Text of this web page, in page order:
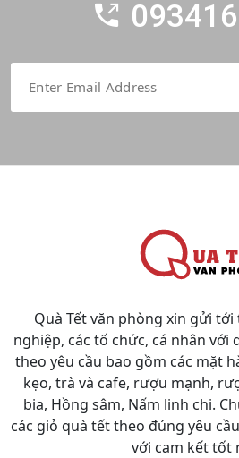
Quà Tết văn phòng xin gửi
nghiệp, các tố chức, cá nhân với
theo yêu cầu bao gồm các mặt
kẹo, trà và cafe, rượu mạnh,
bia, Hồng sâm, Nấm linh chi.
các giỏ quà tết theo đúng yêu
với cam kết tốt